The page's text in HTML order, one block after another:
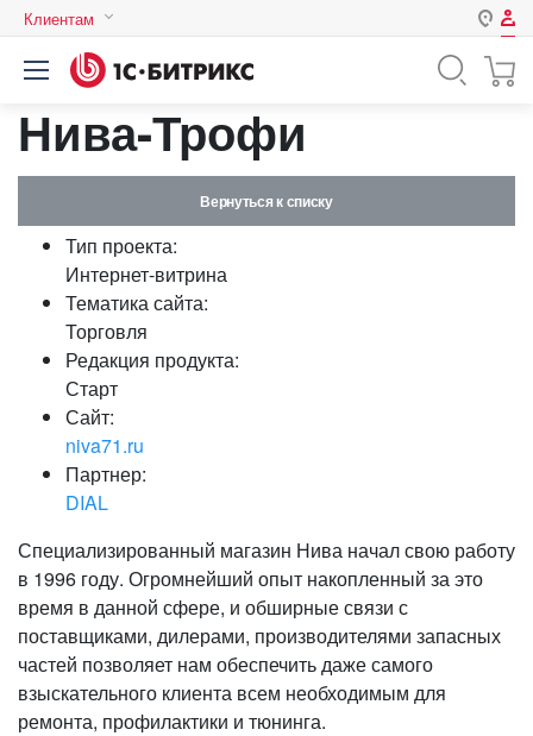
Клиентам
Авторизация
Нет аккаунта?
Логин
Пароль
Нива-Трофи
Вернуться к списку
Тип проекта:
Интернет-витрина
Тематика сайта:
Торговля
Редакция продукта:
Старт
Сайт:
niva71.ru
Партнер:
DIAL
Специализированный магазин Нива начал свою работу
в 1996 году. Огромнейший опыт накопленный за это
время в данной сфере, и обширные связи с
поставщиками, дилерами, производителями запасных
частей позволяет нам обеспечить даже самого
взыскательного клиента всем необходимым для
ремонта, профилактики и тюнинга.